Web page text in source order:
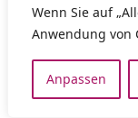
Wenn Sie auf
Anwendung von
Anpassen
How To
Internet
KI